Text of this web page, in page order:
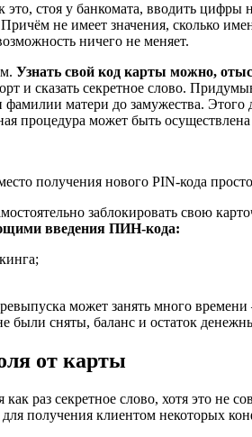
это, стоя у банкомата, вводить
Причём не имеет значения, сколько
ничего не меняет.
Узнать свой код карты можно,
и сказать секретное слово.
матери до замужества. Этого
процедура может быть
получения нового PIN-кода
заблокировать свою
введения ПИН-кода:
может занять много
были сняты, баланс и остаток
от карты
раз секретное слово, хотя это не
получения клиентом некоторых